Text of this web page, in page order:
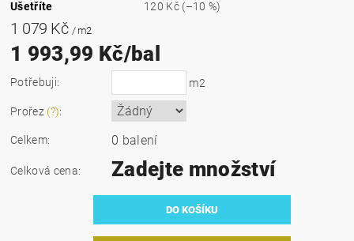
Ušetříte
120 Kč (–10 %)
1 079 Kč / m2
1 993,99 Kč/bal
Potřebuji: m2
Prořez (?):
Celkem: 0 balení
Celková cena: Zadejte množství